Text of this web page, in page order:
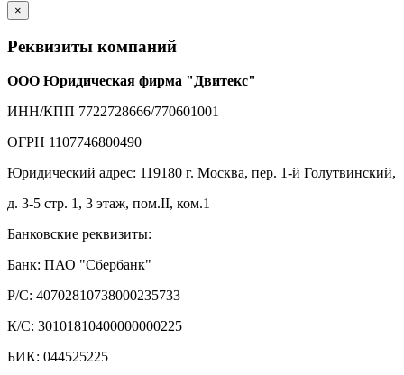
×
Реквизиты компаний
ООО Юридическая фирма "Двитекс"
ИНН/КПП 7722728666/770601001
ОГРН 1107746800490
Юридический адрес: 119180 г. Москва, пер. 1-й Голутвинский,
д. 3-5 стр. 1, 3 этаж, пом.II, ком.1
Банковские реквизиты:
Банк: ПАО "Сбербанк"
Р/С: 40702810738000235733
К/С: 30101810400000000225
БИК: 044525225